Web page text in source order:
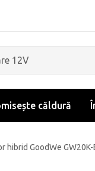
căldură
hibrid GoodWe